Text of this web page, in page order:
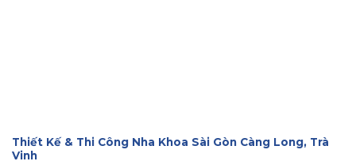
Thiết Kế & Thi Công Nha Khoa Sài Gòn Càng Long, Trà
Vinh